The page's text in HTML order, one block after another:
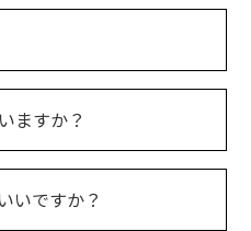
ますか？
いですか？